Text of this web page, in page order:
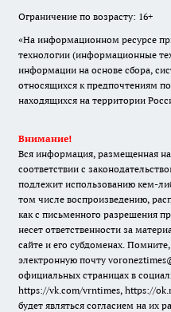
Ограничение по возрасту: 16+
«На информационном ресурсе
технологии (информационные
информации на основе сбора,
относящихся к предпочтениям
находящихся на территории
Внимание!
Вся информация, размещенная
соответствии с
подлежит использованию кем-
том числе воспроизведению,
как с письменного разрешения
несет ответственности за
сайте и его субдоменах.
электронную почту
официальных страницах в
https://vk.com/vrntimes, https://
будет являться согласием на их